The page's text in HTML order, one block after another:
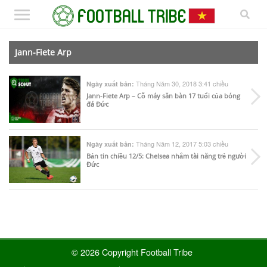
Jann-Fiete Arp
Ngày xuất bản: Tháng Năm 30, 2018 3:41 chiều
Jann-Fiete Arp – Cỗ máy săn bàn 17 tuổi của bóng
đá Đức
Ngày xuất bản: Tháng Năm 12, 2017 5:03 chiều
Bản tin chiều 12/5: Chelsea nhắm tài năng trẻ người
Đức
© 2026 Copyright Football Tribe